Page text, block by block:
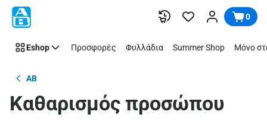
Παράλειψη 0
Eshop Προσφορές Φυλλάδια Summer Shop Μόνο
AB
Καθαρισμός προσώπου